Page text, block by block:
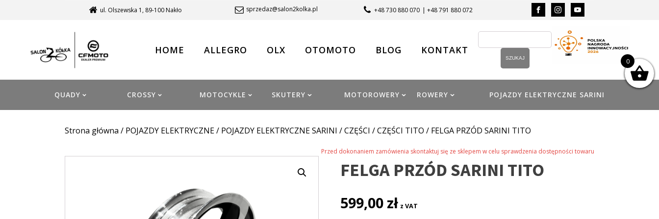
ul. Olszewska 1, 89-100 Nakło sprzedaz@salon2kolka.pl +48 730 880 070 | +48 791 880 072
HOME ALLEGRO OLX OTOMOTO BLOG KONTAKT
QUADY CROSSY MOTOCYKLE SKUTERY MOTOROWERY ROWERY POJAZDY ELEKTRYCZNE SARINI
Strona główna / POJAZDY ELEKTRYCZNE/ POJAZDY ELEKTRYCZNE SARINI /CZĘŚCI /CZĘŚCI TITO / FELGA PRZÓD SARINI TITO
Przed dokonaniem zamówienia skontaktuj się ze sklepem w celu sprawdzenia dostępności towaru
FELGA PRZÓD SARINI TITO
599,00 zł z VAT
0